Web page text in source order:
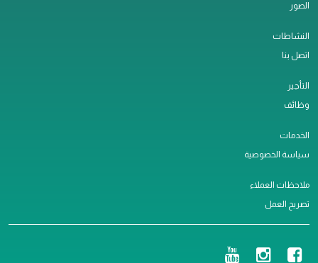
الصور
النشاطات
اتصل بنا
التأجير
وظائف
الخدمات
سياسة الخصوصية
ملاحظات العملاء
تصريح العمل